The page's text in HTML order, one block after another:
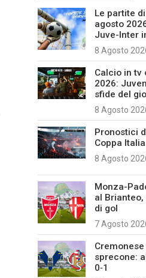
Le partite
agosto
Juve-Inter
8 Agosto
Calcio in tv
2026:
sfide del
8 Agosto
Pronostici
Coppa
8 Agosto
Monza-
al
di gol
7 Agosto
sprecone:
0‑1